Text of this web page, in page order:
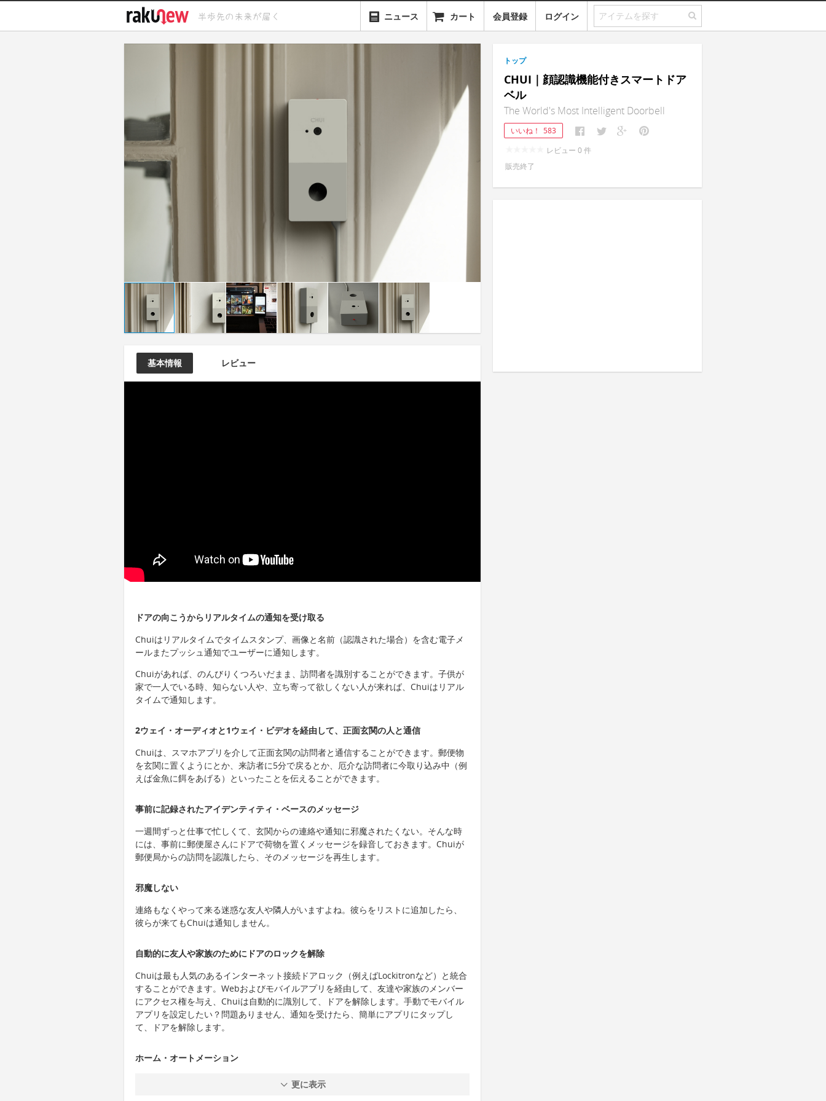
ニュース カート 会員登録 ログイン
基本情報 レビュー
ドアの向こうからリアルタイムの通知を受け取る
Chuiはリアルタイムでタイムスタンプ、画像と名前（認識された場合）を含む電子メ
ールまたプッシュ通知でユーザーに通知します。
Chuiがあれば、のんびりくつろいだまま、訪問者を識別することができます。子供が
家で一人でいる時、知らない人や、立ち寄って欲しくない人が来れば、Chuiはリアル
タイムで通知します。
2ウェイ・オーディオと1ウェイ・ビデオを経由して、正面玄関の人と通信
Chuiは、スマホアプリを介して正面玄関の訪問者と通信することができます。郵便物
を玄関に置くようにとか、来訪者に5分で戻るとか、厄介な訪問者に今取り込み中（例
えば金魚に餌をあげる）といったことを伝えることができます。
事前に記録されたアイデンティティ・ベースのメッセージ
一週間ずっと仕事で忙しくて、玄関からの連絡や通知に邪魔されたくない。そんな時
には、事前に郵便屋さんにドアで荷物を置くメッセージを録音しておきます。Chuiが
郵便局からの訪問を認識したら、そのメッセージを再生します。
邪魔しない
連絡もなくやって来る迷惑な友人や隣人がいますよね。彼らをリストに追加したら、
彼らが来てもChuiは通知しません。
自動的に友人や家族のためにドアのロックを解除
Chuiは最も人気のあるインターネット接続ドアロック（例えばLockitronなど）と統合
することができます。Webおよびモバイルアプリを経由して、友達や家族のメンバー
にアクセス権を与え、Chuiは自動的に識別して、ドアを解除します。手動でモバイル
アプリを設定したい？問題ありません、通知を受けたら、簡単にアプリにタップし
て、ドアを解除します。
ホーム・オートメーション
更に表示
トップ
CHUI｜顔認識機能付きスマートドア
ベル
The World's Most Intelligent Doorbell
いいね！ 583
レビュー 0 件
販売終了